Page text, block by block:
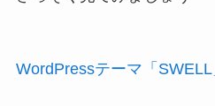
WordPressテーマ「SWELL